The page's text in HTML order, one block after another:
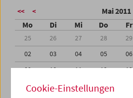
<< < Mai 2011
Mo Di Mi Do Fr
25 26 27 28 29
02
03 04 05 06
09
10 11 12 13
16
17 18 19
Cookie-Einstellungen